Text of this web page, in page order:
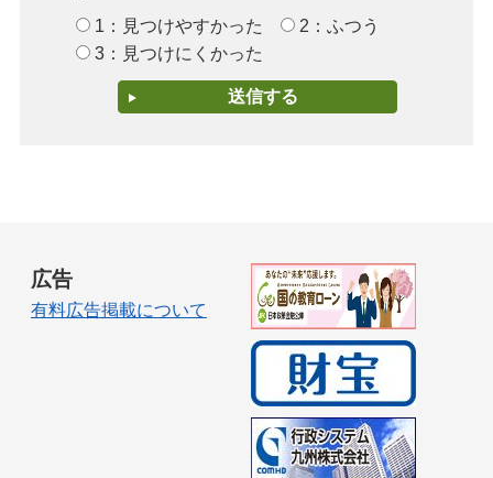
1：見つけやすかった
2：ふつう
3：見つけにくかった
広告
有料広告掲載について